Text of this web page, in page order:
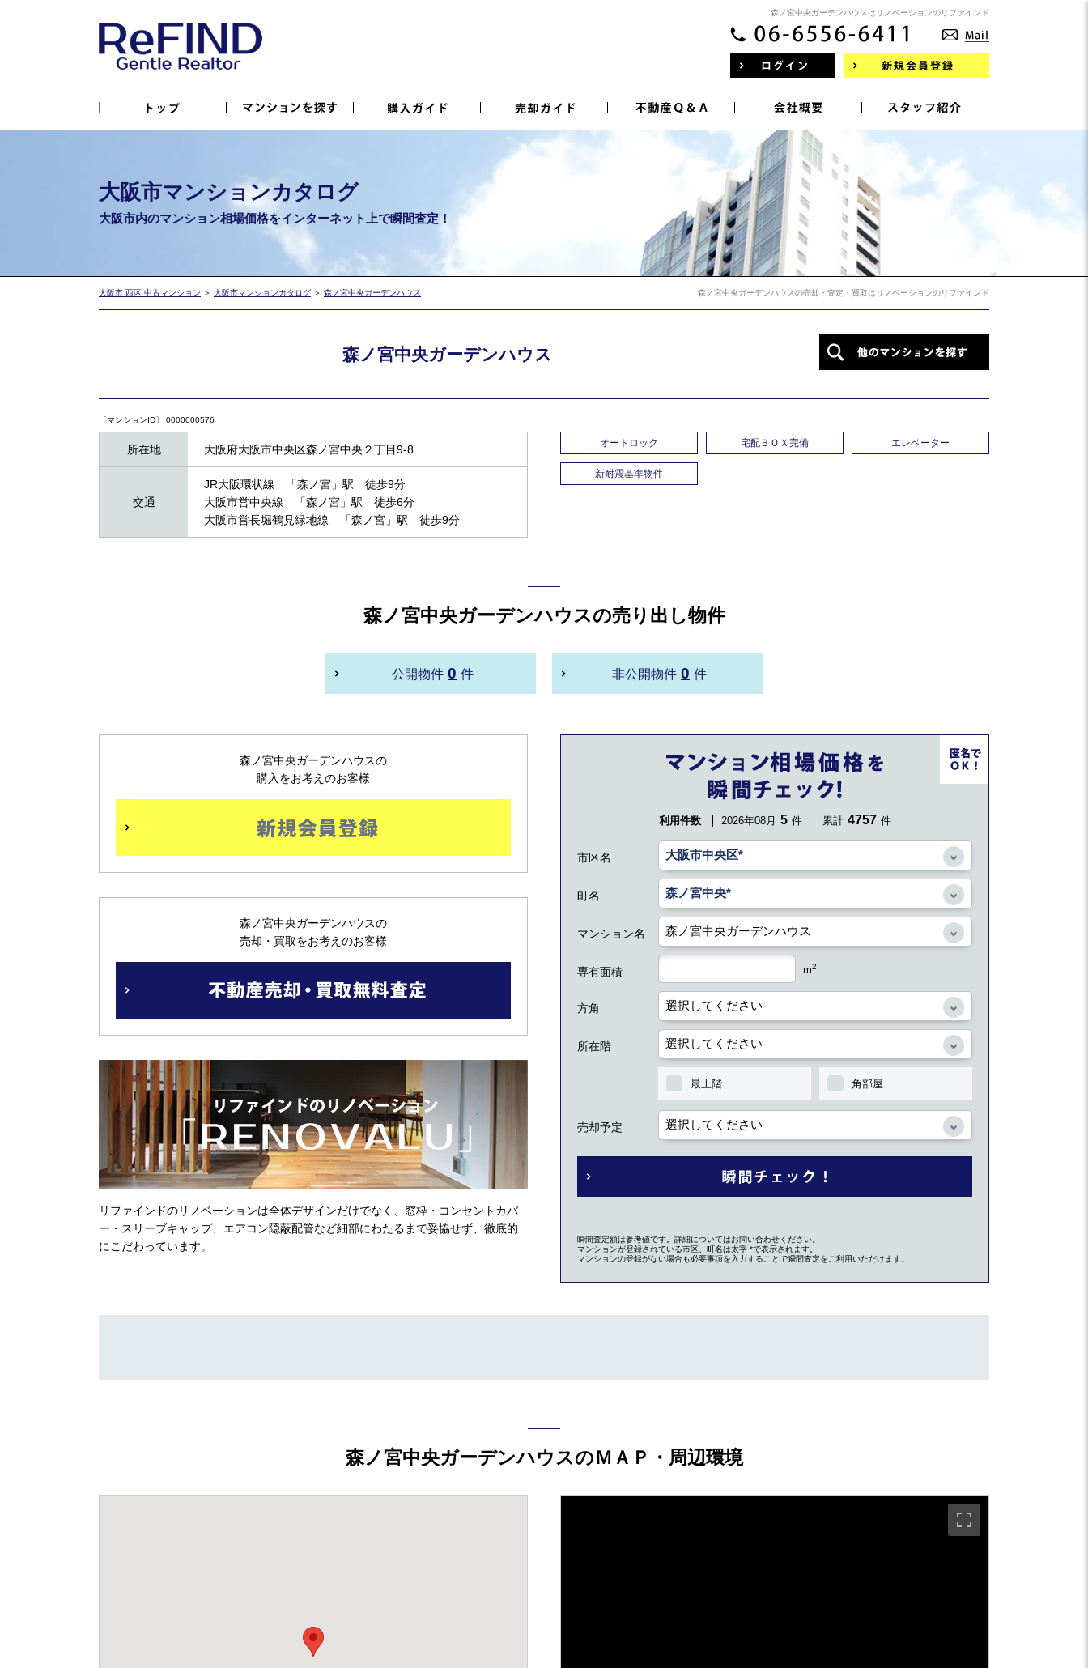
森ノ宮中央ガーデンハウスはリノベーションのリファインド
大阪市マンションカタログ
大阪市内のマンション相場価格をインターネット上で瞬間査定！
大阪市 西区 中古マンション ＞ 大阪市マンションカタログ ＞ 森ノ宮中央ガーデンハウス 森ノ宮中央ガーデンハウスの売却・査定・買取はリノベーションのリファインド
森ノ宮中央ガーデンハウス
〔マンションID〕 0000000576
所在地 大阪府大阪市中央区森ノ宮中央２丁目9-8
交通
JR大阪環状線 「森ノ宮」駅 徒歩9分
大阪市営中央線 「森ノ宮」駅 徒歩6分
大阪市営長堀鶴見緑地線 「森ノ宮」駅 徒歩9分
オートロック 宅配ＢＯＸ完備 エレベーター
新耐震基準物件
森ノ宮中央ガーデンハウスの売り出し物件
公開物件 0 件 非公開物件 0 件
利用件数 2026年08月 5 件 累計 4757 件
市区名
町名
マンション名
専有面積 m2
方角
所在階
最上階 角部屋
売却予定
瞬間査定額は参考値です。詳細についてはお問い合わせください。
マンションが登録されている市区、町名は太字 *で表示されます。
マンションの登録がない場合も必要事項を入力することで瞬間査定をご利用いただけます。
森ノ宮中央ガーデンハウスの
購入をお考えのお客様
森ノ宮中央ガーデンハウスの
売却・買取をお考えのお客様
リファインドのリノベーションは全体デザインだけでなく、窓枠・コンセントカバ
ー・スリーブキャップ、エアコン隠蔽配管など細部にわたるまで妥協せず、徹底的
にこだわっています。
森ノ宮中央ガーデンハウスのＭＡＰ・周辺環境